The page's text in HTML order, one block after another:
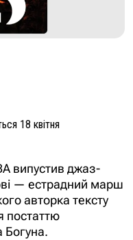
18 квітня
випустив джаз-
— естрадний марш
авторка тексту
постаттю
Богуна.